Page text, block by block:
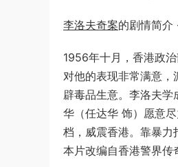
李洛夫奇案的剧情简介 ·
1956年十月，香港政
对他的表现非常满意
辟毒品生意。李洛夫
华（任达华 饰）愿意
档，威震香港。靠暴
本片改编自香港警界传